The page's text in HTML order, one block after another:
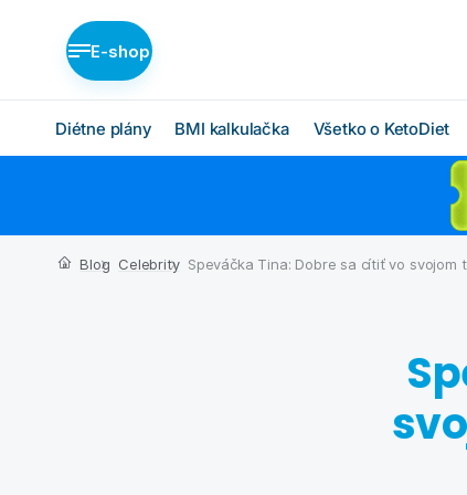
E-shop
Diétne plány
Nízka nadváha (BASIC)
BMI kalkulačka Všetko o KetoDiet
Ako KetoDiet
O proteínovej diéte
BMI kalkulačka
Blog Celebrity Speváčka Tina: Dobre sa cítiť vo